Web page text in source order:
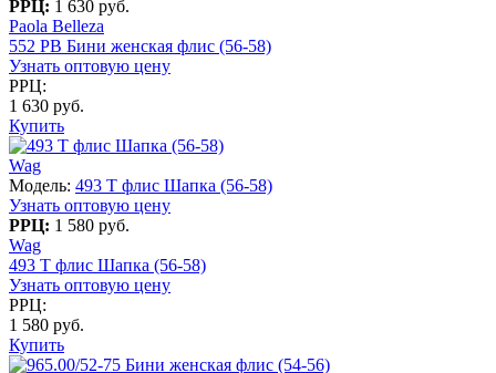
РРЦ: 1 630 руб.
Paola Belleza
552 PB Бини женская флис (56-58)
Узнать оптовую цену
РРЦ:
1 630 руб.
Купить
Wag
Модель: 493 T флис Шапка (56-58)
Узнать оптовую цену
РРЦ: 1 580 руб.
Wag
493 T флис Шапка (56-58)
Узнать оптовую цену
РРЦ:
1 580 руб.
Купить